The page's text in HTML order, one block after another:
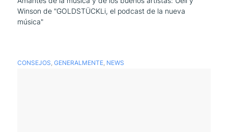
Winson de "GOLDSTÜCKLi, el podcast de la nueva
música"
CONSEJOS, GENERALMENTE, NEWS